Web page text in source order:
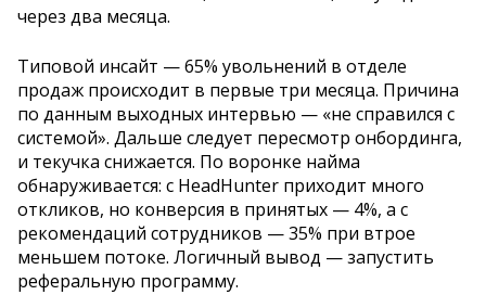
через два месяца.
Типовой инсайт — 65% увольнений в отделе
продаж происходит в первые три месяца. Причина
по данным выходных интервью — «не справился с
системой». Дальше следует пересмотр онбординга,
и текучка снижается. По воронке найма
обнаруживается: с HeadHunter приходит много
откликов, но конверсия в принятых — 4%, а с
рекомендаций сотрудников — 35% при втрое
меньшем потоке. Логичный вывод — запустить
реферальную программу.